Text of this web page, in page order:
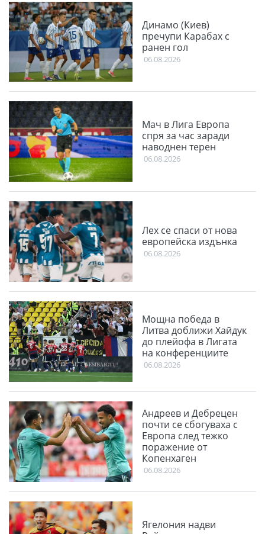
Динамо (Киев)
пречупи Карабах с
ранен гол
06.08.2026
Мач в Лига Европа
спря за час заради
наводнен терен
06.08.2026
Лех се спаси от нова
европейска издънка
06.08.2026
Мощна победа в
Литва доближи Хайдук
до плейофа в Лигата
на конференциите
06.08.2026
Андреев и Дебрецен
почти се сбогуваха с
Европа след тежко
поражение от
Копенхаген
06.08.2026
Ягелония надви